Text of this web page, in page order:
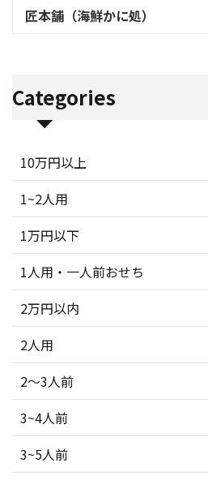
匠本舗（海鮮かに処）
Categories
10万円以上
1~2人用
1万円以下
1人用・一人前おせち
2万円以内
2人用
2～3人前
3~4人前
3~5人前